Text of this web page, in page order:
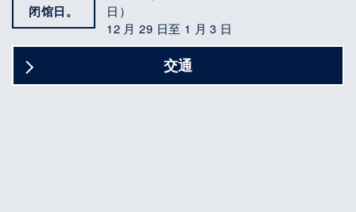
闭馆日。
日）
12 月 29 日至 1 月 3 日
交通